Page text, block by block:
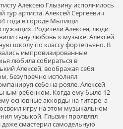
Алексею Глызину исполнилось
артиста. Алексей Сергеевич
года в городе Мытищи
Родители Алексея, люди
сыну любовь к музыке. Алексей
школу по классу фортепьяно. В
импровизированные
любила собираться в
Алексей, воображая себя
безупречно исполнял
себе на рояле. Алексей
ребенком. Когда ему было 12
основные аккорды на гитаре, а
игру на этом музыкальном
музыкой, Глызин проявлял
смастерил самодельную